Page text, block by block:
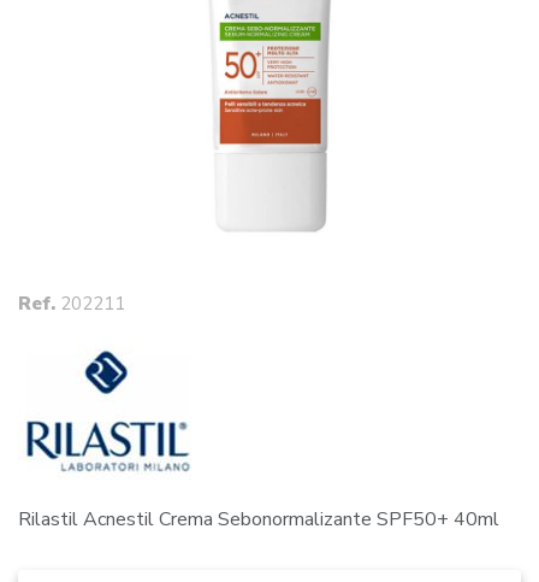
Ref. 202211
Rilastil Acnestil Crema Sebonormalizante SPF50+ 40ml